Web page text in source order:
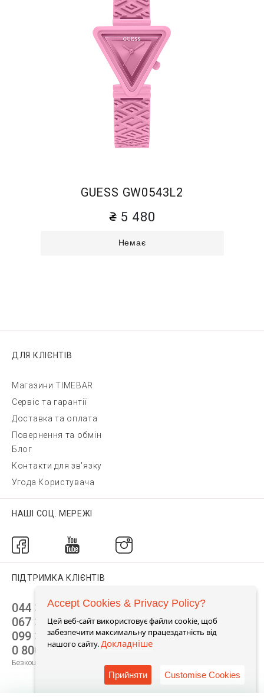
GUESS GW0543L2
5 480
Немає
ДЛЯ КЛІЄНТІВ
Магазини TIMEBAR
Сервіс та гарантії
Доставка та оплата
Повернення та обмін
Блог
Контакти для зв'язку
Угода Користувача
НАШІ СОЦ. МЕРЕЖІ
ПІДТРИМКА КЛІЄНТІВ
044 392 44 45
067 344 14 44 (viber)
099 399 23 80
0 800 305 805
Безкоштовно по Україні
Accept Cookies & Privacy Policy?
Цей веб-сайт використовує файли cookie, щоб
забезпечити максимальну працездатність від
нашого сайту.Докладніше
Прийняти Customise Cookies